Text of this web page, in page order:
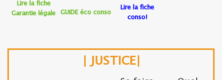
Lire la fiche
Garantie légale
GUIDE éco conso
Lire la fiche
conso!
| JUSTICE|